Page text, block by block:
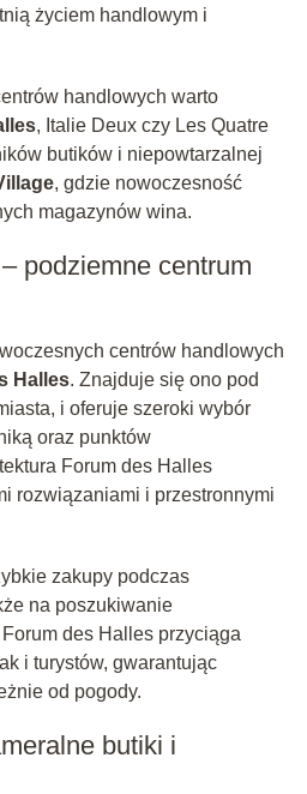
życiem handlowym i
handlowych warto
, Italie Deux czy Les Quatre
butików i niepowtarzalnej
, gdzie nowoczesność
magazynów wina.
podziemne centrum
centrów handlowych
Halles. Znajduje się ono pod
i oferuje szeroki wybór
oraz punktów
Forum des Halles
rozwiązaniami i przestronnymi
zakupy podczas
na poszukiwanie
des Halles przyciąga
i turystów, gwarantując
od pogody.
butiki i